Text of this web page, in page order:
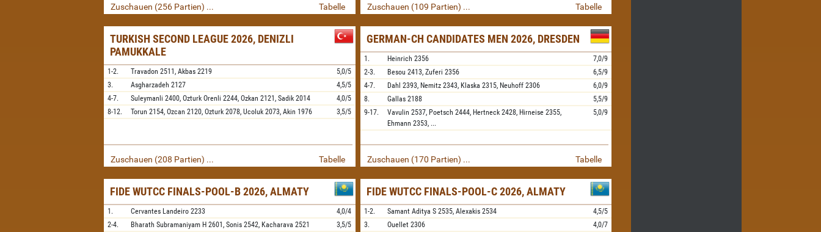
Zuschauen (256 Partien) ... Tabelle Zuschauen (109 Partien) ... Tabelle
TURKISH SECOND LEAGUE 2026, DENIZLI
PAMUKKALE
1-2. Travadon 2511,Akbas 2219
5,0/5
3.
Asgharzadeh 2127
4,5/5
4-7.
Suleymanli 2400,Ozturk Orenli 2244,Ozkan 2121,Sadik 2014
4,0/5
8-12.
Torun 2154,Ozcan 2120,Ozturk 2078,Ucoluk 2073,Akin 1976 3,5/5
Zuschauen (208 Partien) ... Tabelle
GERMAN-CH CANDIDATES MEN 2026, DRESDEN
1. Heinrich 2356
7,0/9
2-3.
Besou 2413, Zuferi 2356
6,5/9
4-7.
Dahl 2393, Nemitz 2343, Klaska 2315, Neuhoff 2306
6,0/9
8.
Gallas 2188
5,5/9
9-17.
Vavulin 2537, Poetsch 2444, Hertneck 2428, Hirneise 2355,
Ehmann 2353, ...
5,0/9
Zuschauen (170 Partien) ... Tabelle
FIDE WUTCC FINALS-POOL-B 2026, ALMATY
1. Cervantes Landeiro 2233
4,0/4
2-4.
Bharath Subramaniyam H 2601,Sonis 2542, Kacharava 2521
3,5/5
FIDE WUTCC FINALS-POOL-C 2026, ALMATY
1-2. Samant Aditya S 2535, Alexakis 2534
4,5/5
3.
Ouellet 2306
4,0/7